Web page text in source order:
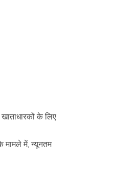
के लिए
मामले में, न्यूनतम